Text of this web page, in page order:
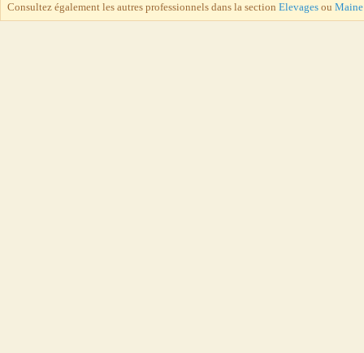
Consultez également les autres professionnels dans la section Elevages ou